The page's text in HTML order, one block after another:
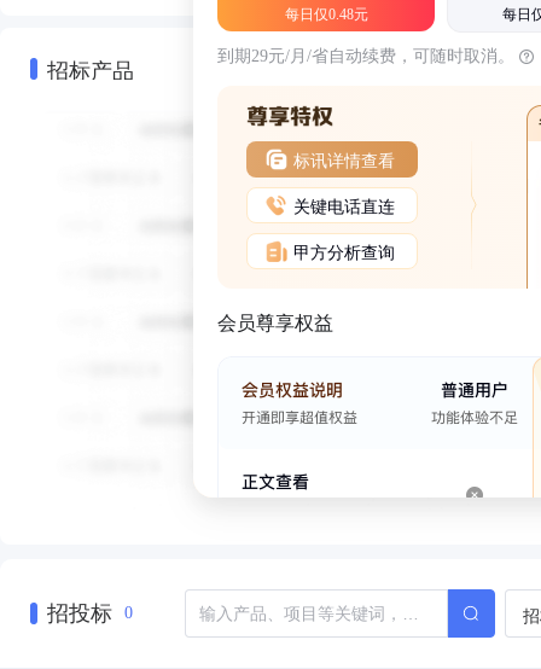
招标产品
每日仅0.48元 每日
到期29元/月/省自动续费，可随时取消。
标讯详情查看
关键电话直连
甲方分析查询
会员尊享权益
招投标 0